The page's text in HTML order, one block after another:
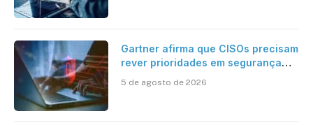
Gartner afirma que CISOs precisam
rever prioridades em segurança
cibernética para enfrentar os
desafios impostos pela Inteligência
5 de agosto de 2026